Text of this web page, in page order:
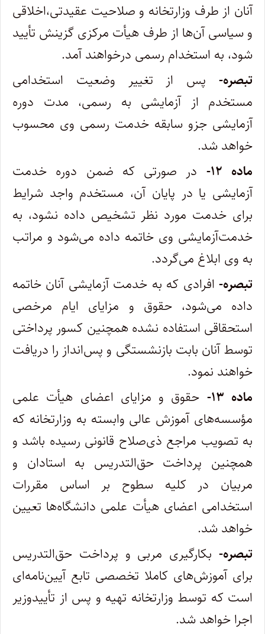
آنان از طرف وزارتخانه و صلاحیت عقیدتی،‌اخلاقی
و سیاسی آن‌ها از طرف هیأت مرکزی گزینش تأیید
شود، به استخدام رسمی درخواهند آمد.
‌تبصره- پس از تغییر وضعیت استخدامی
مستخدم از آزمایشی به رسمی، مدت دوره
آزمایشی جزو سابقه خدمت رسمی وی محسوب
خواهد شد.
‌ماده ۱۲-
در صورتی که ضمن دوره خدمت
آزمایشی یا در پایان آن، مستخدم واجد شرایط
برای خدمت مورد نظر تشخیص داده نشود، به
خدمت‌آزمایشی وی خاتمه داده می‌شود و مراتب
به وی ابلاغ می‌گردد.
‌تبصره- افرادی که به خدمت آزمایشی آنان خاتمه
داده می‌شود، حقوق و مزایای ایام مرخصی
استحقاقی استفاده نشده همچنین کسور پرداختی‌
توسط آنان بابت بازنشستگی و پس‌انداز را دریافت
خواهند نمود.
‌ماده ۱۳-
حقوق و مزایای اعضای هیأت علمی
مؤسسه‌های آموزش عالی وابسته به وزارتخانه که
به تصویب مراجع ذی‌صلاح قانونی رسیده باشد‌ و
همچنین پرداخت حق‌التدریس به استادان و
مربیان در کلیه سطوح بر اساس مقررات
استخدامی اعضای هیأت علمی دانشگاه‌ها تعیین
خواهد شد.
‌تبصره- بکارگیری مربی و پرداخت حق‌التدریس
برای آموزش‌های کاملا تخصصی تابع آیین‌نامه‌ای
است که توسط وزارتخانه تهیه و پس از تأیید‌وزیر
اجرا خواهد شد.